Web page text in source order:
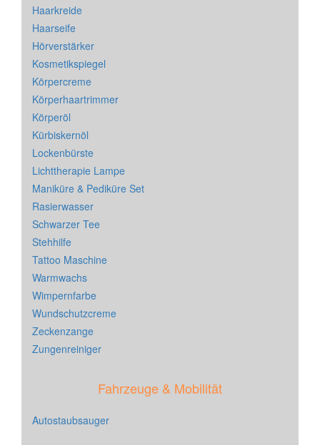
Haarkreide
Haarseife
Hörverstärker
Kosmetikspiegel
Körpercreme
Körperhaartrimmer
Körperöl
Kürbiskernöl
Lockenbürste
Lichttherapie Lampe
Maniküre & Pediküre Set
Rasierwasser
Schwarzer Tee
Stehhilfe
Tattoo Maschine
Warmwachs
Wimpernfarbe
Wundschutzcreme
Zeckenzange
Zungenreiniger
Fahrzeuge & Mobilität
Autostaubsauger